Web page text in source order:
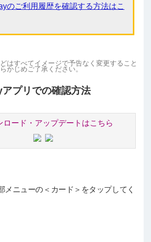
のご利用履歴を確認する方法はこ
はすべてイメージで予告なく変更すること
かじめご了承ください。
プリでの確認方法
ロード・アップデートはこちら
メニューの＜カード＞をタップしてく